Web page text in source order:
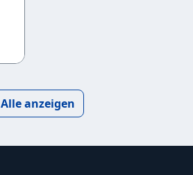
Alle anzeigen